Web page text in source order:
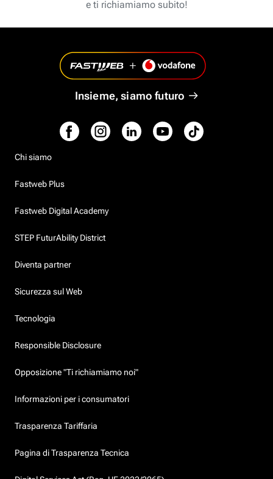
e ti richiamiamo subito!
Insieme, siamo futuro
Chi siamo
Fastweb Plus
Fastweb Digital Academy
STEP FuturAbility District
Diventa partner
Sicurezza sul Web
Tecnologia
Responsible Disclosure
Opposizione "Ti richiamiamo noi"
Informazioni per i consumatori
Trasparenza Tariffaria
Pagina di Trasparenza Tecnica